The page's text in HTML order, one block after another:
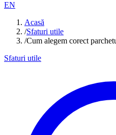
EN
Acasă
/Sfaturi utile
/Cum alegem corect
Sfaturi utile